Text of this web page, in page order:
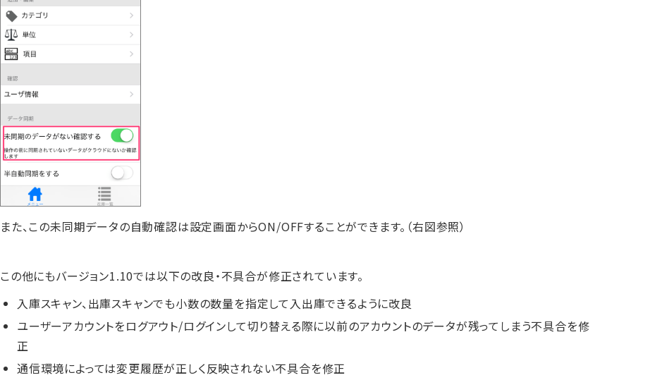
また、この未同期データの自動確認は設定画面からON/OFFすることができます。（右図参照）
この他にもバージョン1.10では以下の改良・不具合が修正されています。
入庫スキャン、出庫スキャンでも小数の数量を指定して入出庫できるように改良
ユーザーアカウントをログアウト/ログインして切り替える際に以前のアカウントのデータが残ってしまう不具合を修
正
通信環境によっては変更履歴が正しく反映されない不具合を修正